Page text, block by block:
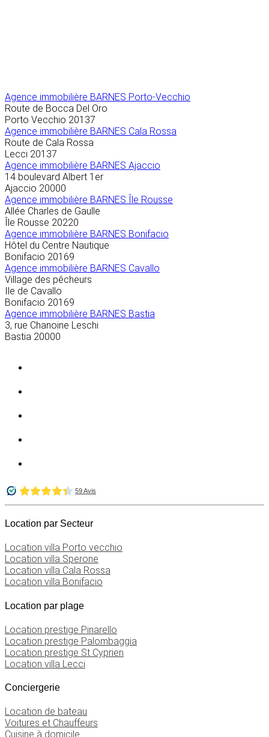
Agence immobilière BARNES Porto-Vecchio
Route de Bocca Del Oro
Porto Vecchio 20137
Agence immobilière BARNES Cala Rossa
Route de Cala Rossa
Lecci 20137
Agence immobilière BARNES Ajaccio
14 boulevard Albert 1er
Ajaccio 20000
Agence immobilière BARNES Île Rousse
Allée Charles de Gaulle
Île Rousse 20220
Agence immobilière BARNES Bonifacio
Hôtel du Centre Nautique
Bonifacio 20169
Agence immobilière BARNES Cavallo
Village des pêcheurs
Ile de Cavallo
Bonifacio 20169
Agence immobilière BARNES Bastia
3, rue Chanoine Leschi
Bastia 20000
Location par Secteur
Location villa Porto vecchio
Location villa Sperone
Location villa Cala Rossa
Location villa Bonifacio
Location par plage
Location prestige Pinarello
Location prestige Palombaggia
Location prestige St Cyprien
Location villa Lecci
Conciergerie
Location de bateau
Voitures et Chauffeurs
Cuisine à domicile